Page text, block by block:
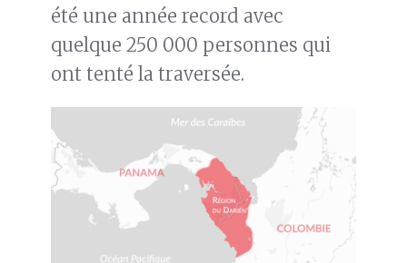
été une année record avec
quelque 250 000 personnes qui
ont tenté la traversée.